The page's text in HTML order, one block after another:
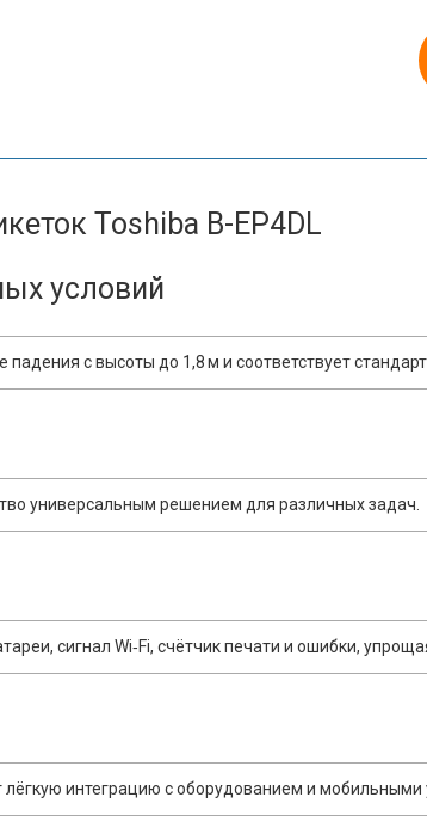
Toshiba B-EP4DL
условий
с высоты до 1,8 м и соответствует
универсальным решением для различных задач.
сигнал Wi‑Fi, счётчик печати и ошибки,
интеграцию с оборудованием и мобильными